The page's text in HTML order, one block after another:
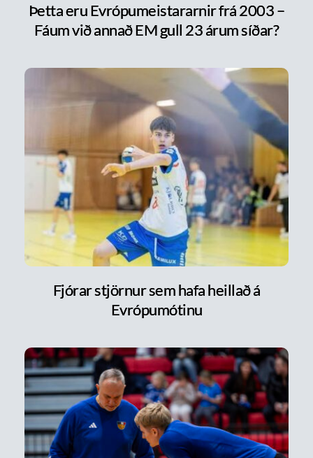
Þetta eru Evrópumeistararnir frá 2003 –
Fáum við annað EM gull 23 árum síðar?
Fjórar stjörnur sem hafa heillað á
Evrópumótinu